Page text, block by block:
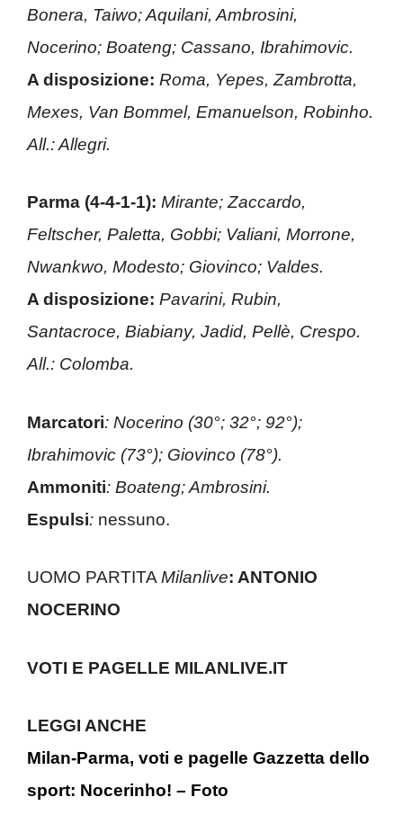
Bonera, Taiwo; Aquilani, Ambrosini,
Nocerino; Boateng; Cassano, Ibrahimovic.
A disposizione: Roma, Yepes, Zambrotta,
Mexes, Van Bommel, Emanuelson, Robinho.
All.: Allegri.
Parma (4-4-1-1): Mirante; Zaccardo,
Feltscher, Paletta, Gobbi; Valiani, Morrone,
Nwankwo, Modesto; Giovinco; Valdes.
A disposizione: Pavarini, Rubin,
Santacroce, Biabiany, Jadid, Pellè, Crespo.
All.: Colomba.
Marcatori: Nocerino (30°; 32°; 92°);
Ibrahimovic (73°); Giovinco (78°).
Ammoniti: Boateng; Ambrosini.
Espulsi: nessuno.
UOMO PARTITA Milanlive: ANTONIO
NOCERINO
VOTI E PAGELLE MILANLIVE.IT
LEGGI ANCHE
Milan-Parma, voti e pagelle Gazzetta dello
sport: Nocerinho! – Foto